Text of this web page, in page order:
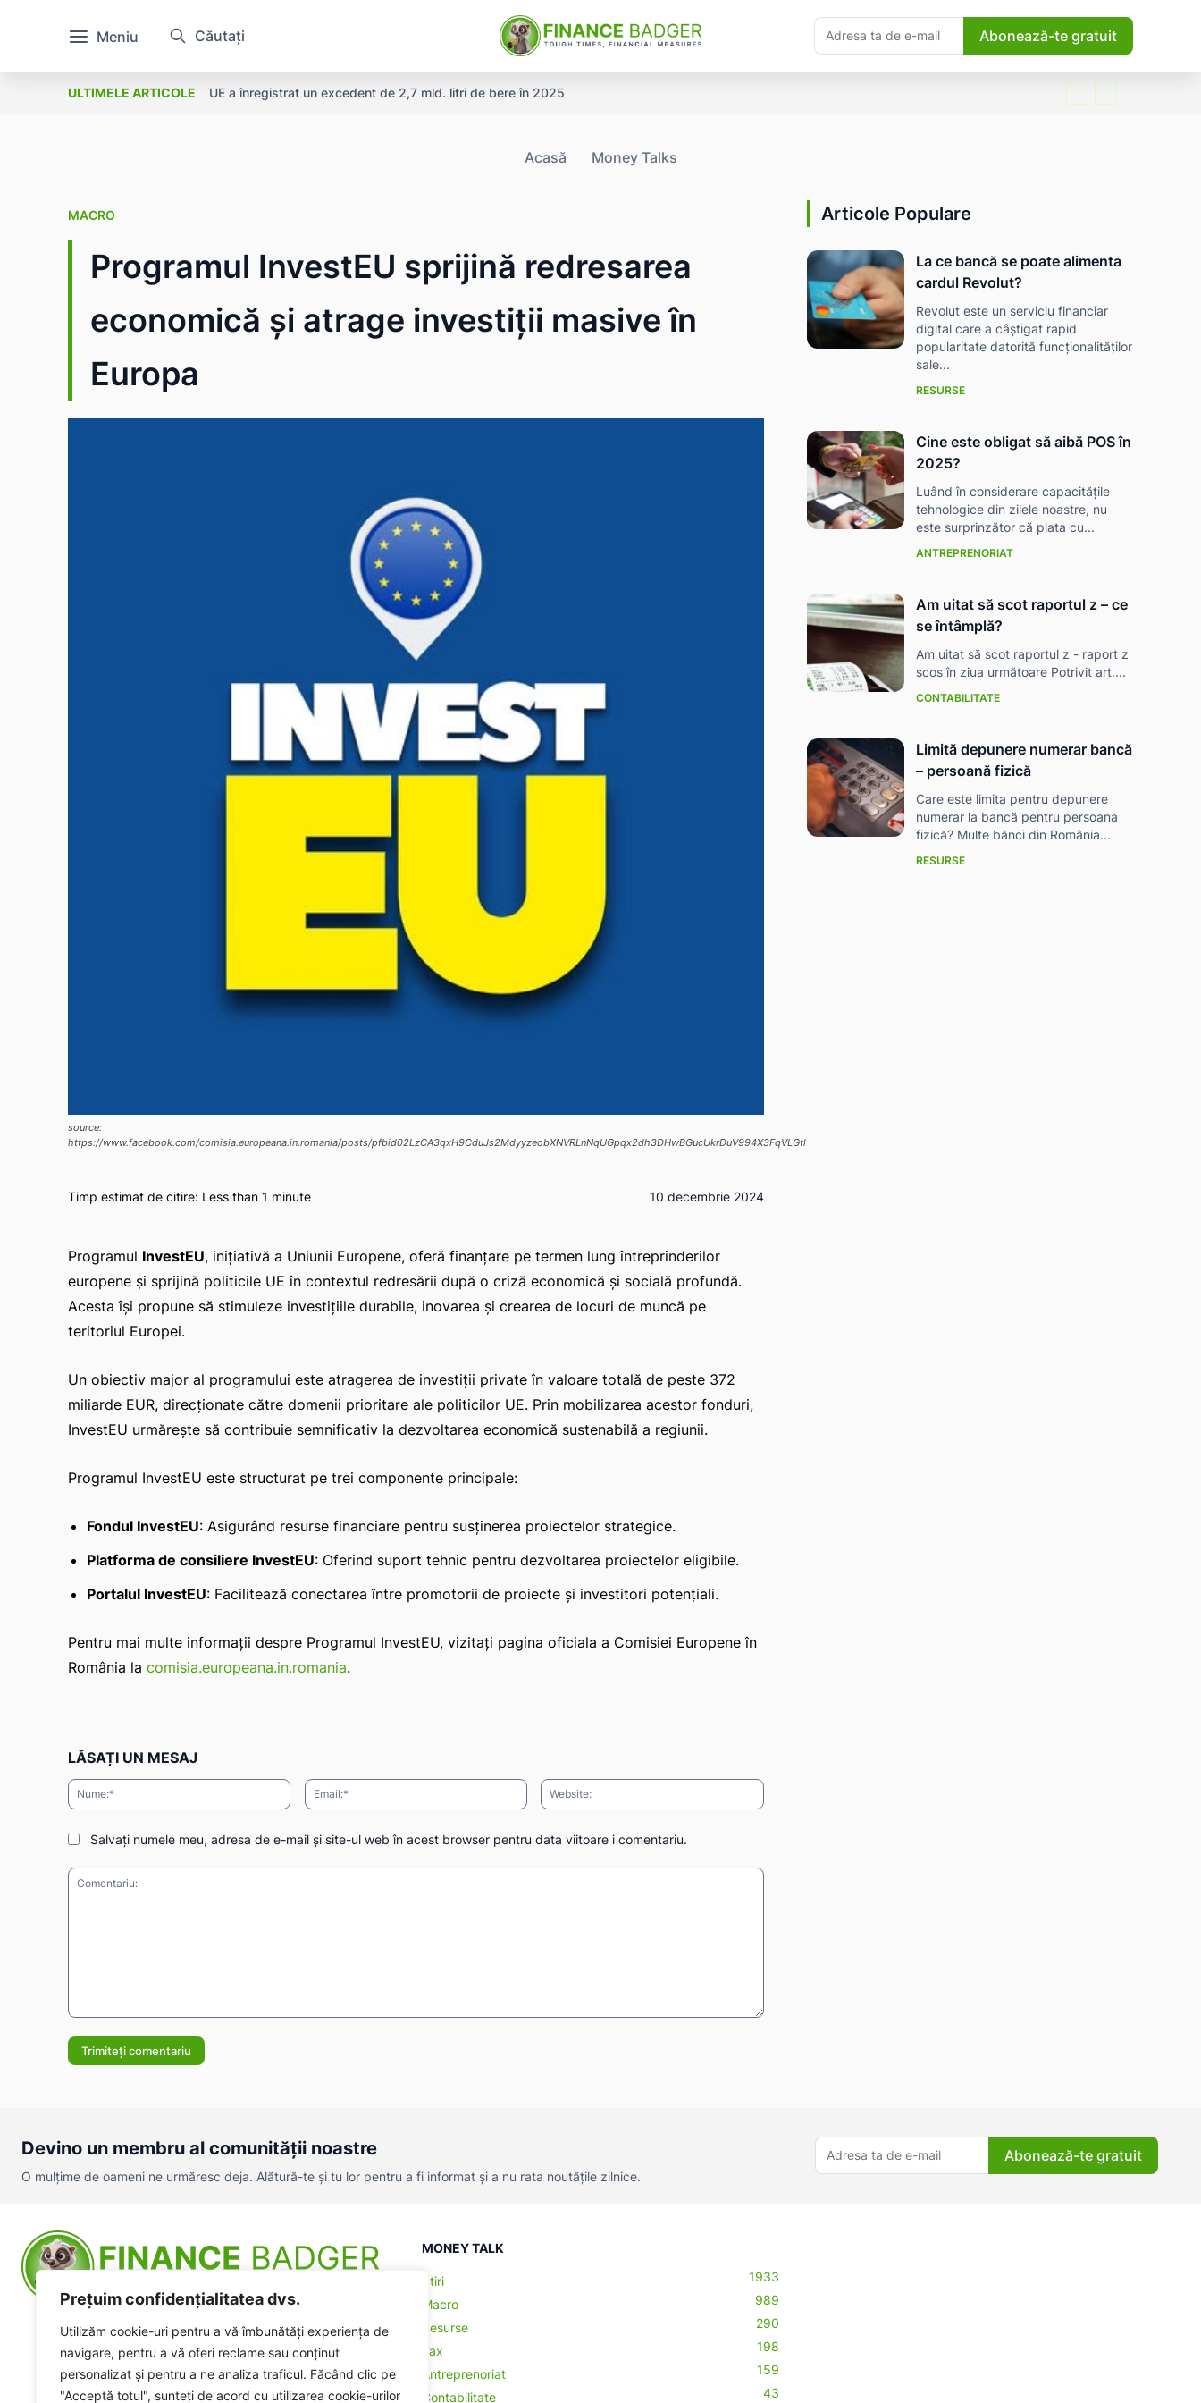
Prețuim confidențialitatea dvs.
Utilizăm cookie-uri pentru a vă îmbunătăți experiența de
navigare, pentru a vă oferi reclame sau conținut
personalizat și pentru a ne analiza traficul. Făcând clic pe
"Acceptă totul", sunteți de acord cu utilizarea cookie-urilor
Meniu Căutați Abonează-te gratuit
ULTIMELE ARTICOLE UE a înregistrat un excedent de 2,7 mld. litri de bere în 2025
Acasă Money Talks
MACRO
Programul InvestEU sprijină redresarea
economică și atrage investiții masive în
Europa
source:
https://www.facebook.com/comisia.europeana.in.romania/posts/pfbid02LzCA3qxH9CduJs2MdyyzeobXNVRLnNqUGpqx2dh3DHwBGucUkrDuV994X3FqVLGtl
Timp estimat de citire: Less than 1 minute 10 decembrie 2024
Programul InvestEU, inițiativă a Uniunii Europene, oferă finanțare pe termen lung întreprinderilor
europene și sprijină politicile UE în contextul redresării după o criză economică și socială profundă.
Acesta își propune să stimuleze investițiile durabile, inovarea și crearea de locuri de muncă pe
teritoriul Europei.
Un obiectiv major al programului este atragerea de investiții private în valoare totală de peste 372
miliarde EUR, direcționate către domenii prioritare ale politicilor UE. Prin mobilizarea acestor fonduri,
InvestEU urmărește să contribuie semnificativ la dezvoltarea economică sustenabilă a regiunii.
Programul InvestEU este structurat pe trei componente principale:
Fondul InvestEU: Asigurând resurse financiare pentru susținerea proiectelor strategice.
Platforma de consiliere InvestEU: Oferind suport tehnic pentru dezvoltarea proiectelor eligibile.
Portalul InvestEU: Facilitează conectarea între promotorii de proiecte și investitori potențiali.
Pentru mai multe informații despre Programul InvestEU, vizitați pagina oficiala a Comisiei Europene în
România la comisia.europeana.in.romania.
LĂSAȚI UN MESAJ
Nume:* Email:* Website:
Salvați numele meu, adresa de e-mail și site-ul web în acest browser pentru data viitoare i comentariu.
Articole Populare
La ce bancă se poate alimenta
cardul Revolut?
Revolut este un serviciu financiar
digital care a câștigat rapid
popularitate datorită funcționalităților
sale...
RESURSE
Cine este obligat să aibă POS în
2025?
Luând în considerare capacitățile
tehnologice din zilele noastre, nu
este surprinzător că plata cu...
ANTREPRENORIAT
Am uitat să scot raportul z – ce
se întâmplă?
Am uitat să scot raportul z - raport z
scos în ziua următoare Potrivit art....
CONTABILITATE
Limită depunere numerar bancă
– persoană fizică
Care este limita pentru depunere
numerar la bancă pentru persoana
fizică? Multe bănci din România...
RESURSE
Devino un membru al comunității noastre
O mulțime de oameni ne urmăresc deja. Alătură-te și tu lor pentru a fi informat și a nu rata noutățile zilnice.
Abonează-te gratuit
MONEY TALK
Știri
1933
Macro
989
Resurse
290
Tax
198
Antreprenoriat
159
Contabilitate
43